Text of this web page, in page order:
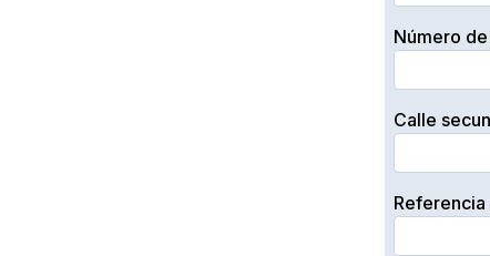
Número
Calle